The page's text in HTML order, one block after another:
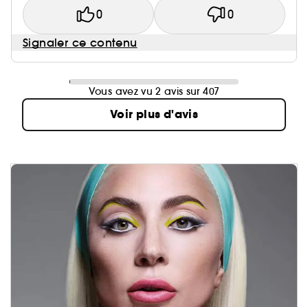
0 0
Signaler ce contenu
Vous avez vu 2 avis sur 407
Voir plus d'avis